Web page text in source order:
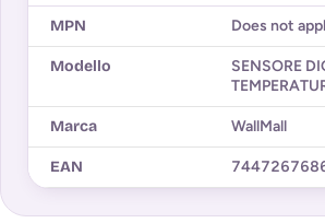
MPN Does not
Modello
SENSORE
Marca WallMall
EAN